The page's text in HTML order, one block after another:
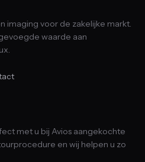
imaging voor de zakelijke markt.
waarde aan
met u bij Avios aangekochte
en wij helpen u zo